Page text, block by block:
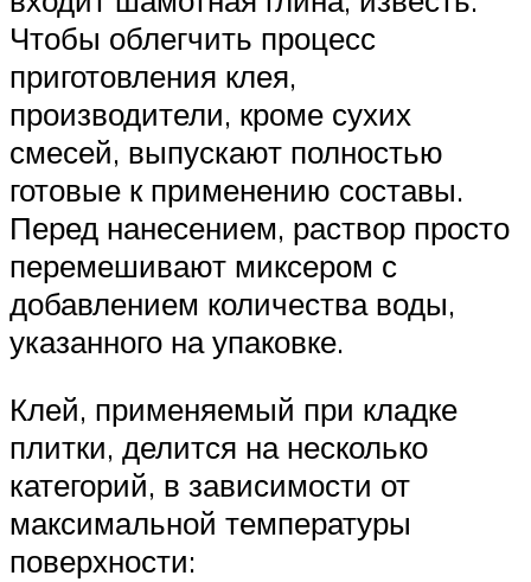
Чтобы облегчить процесс
приготовления клея,
производители, кроме сухих
смесей, выпускают полностью
готовые к применению составы.
Перед нанесением, раствор просто
перемешивают миксером с
добавлением количества воды,
указанного на упаковке.
Клей, применяемый при кладке
плитки, делится на несколько
категорий, в зависимости от
максимальной температуры
поверхности: